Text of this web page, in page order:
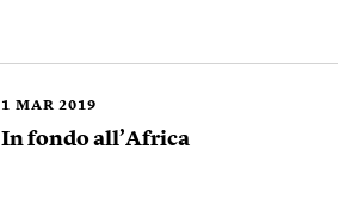
1 MAR 2019
In fondo all’Africa